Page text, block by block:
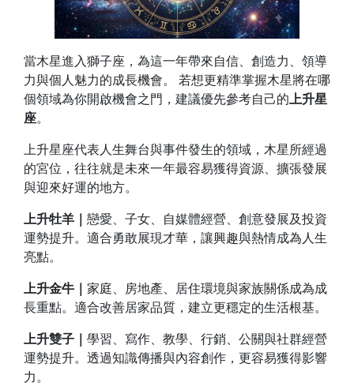
當木星進入獅子座，為這一年帶來自信、創造力、領導
力與個人魅力的成長機會。 若想更精準掌握木星將在哪
個領域為你開啟機會之門，建議優先參考自己的上升星
座。
上升星座代表人生舞台與事件發生的領域，木星所經過
的宮位，往往就是未來一年最容易獲得資源、擴張發展
與迎來好運的地方。
上升牡羊｜ 戀愛、子女、自媒體經營、創意發展及投資
運勢提升。適合勇敢展現才華，讓興趣與熱情成為人生
亮點。
上升金牛｜ 家庭、房地產、居住環境與家族關係成為成
長重點。適合改善居家品質，建立更穩定的生活根基。
上升雙子｜ 學習、寫作、教學、行銷、公關與社群經營
運勢提升。透過知識傳播與內容創作，更容易獲得影響
力。